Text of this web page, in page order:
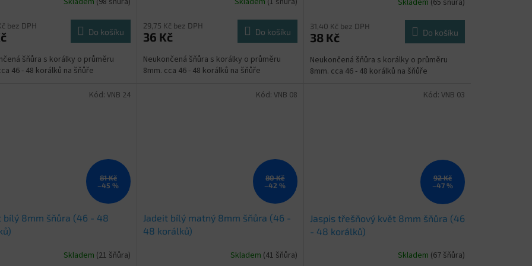
bez DPH
Do košíku
šňůra s korálky o průměru
46 - 48 korálků na šňůře
produktu
je
z
5
29,75 Kč bez DPH
36 Kč Do košíku
Neukončená šňůra s korálky o průměru
8mm. cca 46 - 48 korálků na šňůře
produktu
je
z
5
Skladem (65 šňůra)
31,40 Kč bez DPH
38 Kč Do košíku
Neukončená šňůra s korálky o průměru
8mm. cca 46 - 48 korálků na šňůře
81 Kč
–45 %
bílý 8mm šňůra (46 - 48
Skladem (21 šňůra)
Kód: VNB 24
80 Kč
–42 %
Jadeit bílý matný 8mm šňůra (46 -
48 korálků)
Skladem (41 šňůra)
Kód: VNB 08
92 Kč
–47 %
Jaspis třešňový květ 8mm šňůra (46
- 48 korálků)
Skladem (67 šňůra)
Kód: VNB 03